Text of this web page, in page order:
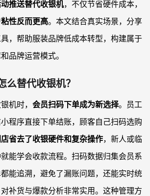
推送替代收银机，不仅节省硬件成本，
性反而更高。本文结合真实场景，分享
，帮助服装品牌低成本转型，构建属于
品牌运营模式。
么替代收银机？
机时， 会员扫码下单成为新选择。员工
程序直接下单结账，顾客自己扫码选购
省去了收银硬件和复杂操作，新人或临
能学会收款流程。扫码数据归集会员系
能追溯，避免了漏账问题，还能实时统
补货与爆款分析非常实用。这种管理方